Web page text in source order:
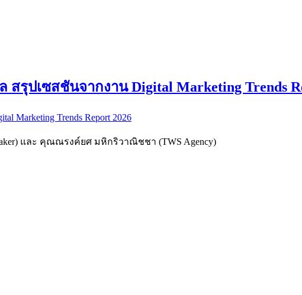
รุปเซสชันจากงาน Digital Marketing Trends
และ คุณณรงค์ยศ มหิกริวาณิชชา (TWS Agency)